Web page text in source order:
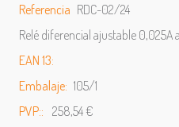
Referencia RDC-02/24
Relé diferencial ajustable 0,025A
EAN 13:
Embalaje: 105/1
PVP:: 258,54 €